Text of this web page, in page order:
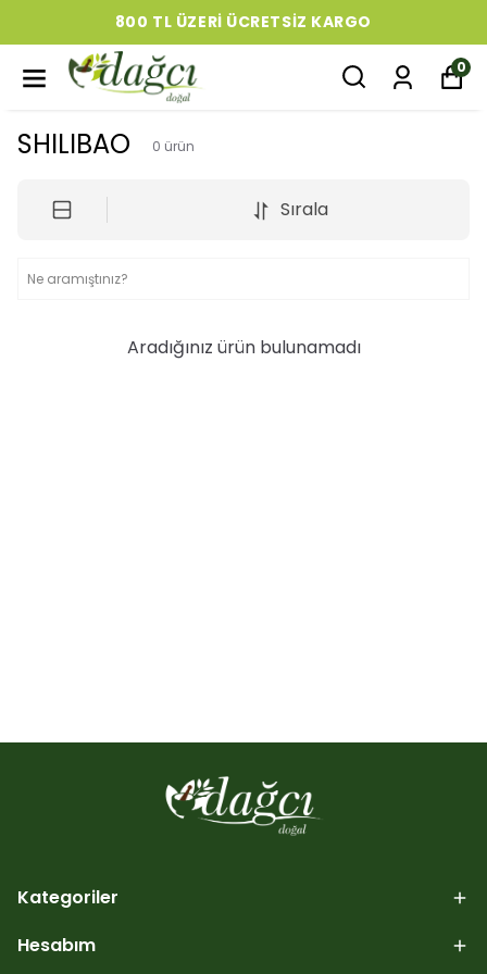
800 TL ÜZERI ÜCRETSIZ KARGO
0
SHILIBAO 0 ürün
Sırala
Aradığınız ürün bulunamadı
Kategoriler
Hesabım